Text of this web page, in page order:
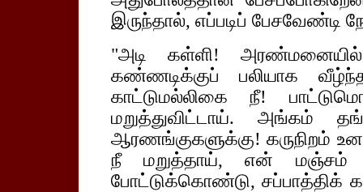
இருந்தால், எப்படிப் பேசவேண்டி
"அடி கள்ளி!
கண்ணடிக்குப் பலியாக
காட்டுமல்லிகை நீ!
மறுத்துவிட்டாய். அங்கம்
ஆரணங்குகளுக்கு! கருநிறம்
நீ மறுத்தாய், என் மஞ்சம்
போட்டுக்கொண்டு, சப்பாத்திக்